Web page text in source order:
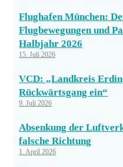
Flughafen München:
Flugbewegungen und
Halbjahr 2026
15. Juli 2026
VCD: „Landkreis
Rückwärtsgang ein“
9. Juli 2026
Absenkung der
falsche Richtung
1. April 2026